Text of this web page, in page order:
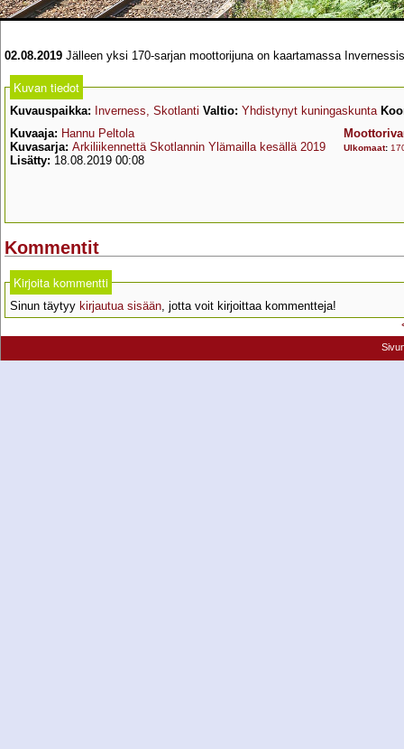
02.08.2019 Jälleen yksi 170-sarjan moottorijuna on kaartamassa
Kuvan tiedot
Kuvauspaikka: Inverness, Skotlanti Valtio: Yhdistynyt kuningaskunta
Kuvaaja: Hannu Peltola
Kuvasarja: Arkiliikennettä Skotlannin Ylämailla kesällä 2019
Lisätty: 18.08.2019 00:08
Ulkomaat:
Kommentit
Kirjoita kommentti
Sinun täytyy kirjautua sisään, jotta voit kirjoittaa kommentteja!